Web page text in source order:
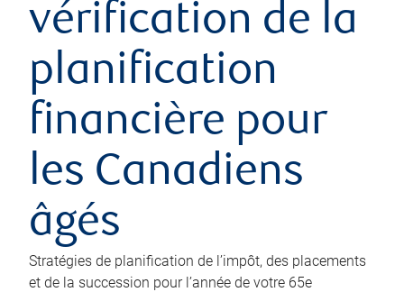
vérification de la
planification
financière pour
les Canadiens
âgés
Stratégies de planification de l’impôt, des placements
et de la succession pour l’année de votre 65e